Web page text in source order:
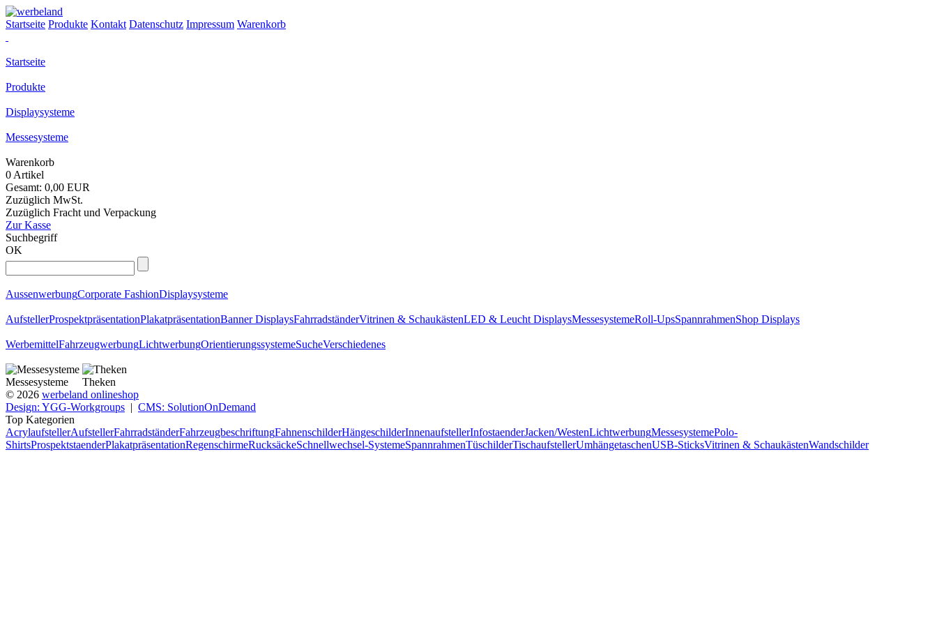
Startseite Produkte Kontakt Datenschutz Impressum Warenkorb
Startseite
Produkte
Displaysysteme
Messesysteme
Warenkorb
0 Artikel
Gesamt: 0,00 EUR
Zuzüglich MwSt.
Zuzüglich Fracht und Verpackung
Zur Kasse
Suchbegriff
OK
AussenwerbungCorporate FashionDisplaysysteme
AufstellerProspektpräsentationPlakatpräsentationBanner DisplaysFahrradständerVitrinen & SchaukästenLED & Leucht DisplaysMessesystemeRoll-UpsSpannrahmenShop Displays
WerbemittelFahrzeugwerbungLichtwerbungOrientierungssystemeSucheVerschiedenes
Messesysteme
Theken
© 2026 werbeland onlineshop
Design: YGG-Workgroups | CMS: SolutionOnDemand
Top Kategorien
AcrylaufstellerAufstellerFahrradständerFahrzeugbeschriftungFahnenschilderHängeschilderInnenaufstellerInfostaenderJacken/WestenLichtwerbungMessesystemePolo-
ShirtsProspektstaenderPlakatpräsentationRegenschirmeRucksäckeSchnellwechsel-SystemeSpannrahmenTüschilderTischaufstellerUmhängetaschenUSB-SticksVitrinen & SchaukästenWandschilder